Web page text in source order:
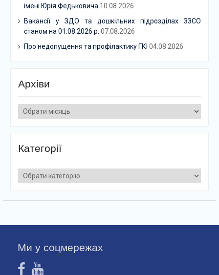
імені Юрія Федьковича 10.08.2026
Вакансії у ЗДО та дошкільних підрозділах ЗЗСО
станом на 01.08.2026 р. 07.08.2026
Про недопущення та профілактику ГКІ 04.08.2026
Архіви
Архіви
Категорії
Категорії
Ми у соцмережах